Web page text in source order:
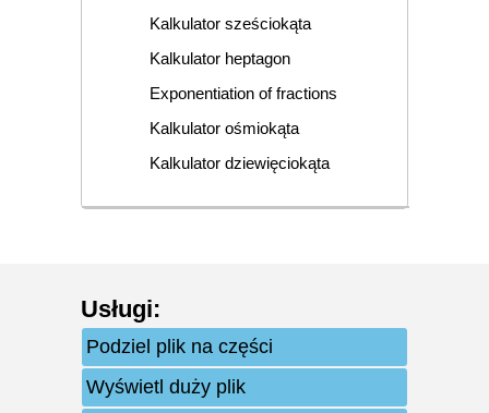
Kalkulator sześciokąta
Kalkulator heptagon
Exponentiation of fractions
Kalkulator ośmiokąta
Kalkulator dziewięciokąta
Usługi:
Podziel plik na części
Wyświetl duży plik